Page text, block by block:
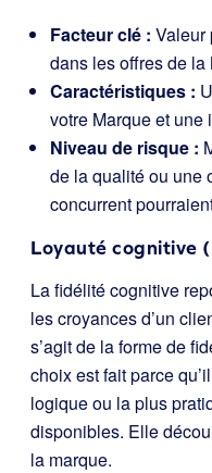
Facteur clé : Valeur
dans les offres de la
Caractéristiques :
votre Marque et une
Niveau de risque :
de la qualité ou une
concurrent
Loyauté cognitive
La fidélité cognitive
les croyances d’un
s’agit de la forme de
choix est fait parce
logique ou la plus
disponibles. Elle
la marque.